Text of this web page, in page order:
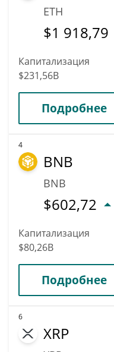
ETH
$1 918,79
Капитализация
$231,56B
Подробнее
4
BNB
BNB
$602,72
Капитализация
$80,26B
Подробнее
6
XRP